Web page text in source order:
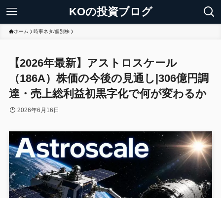
KOの投資ブログ
ホーム 時事ネタ/個別株
【2026年最新】アストロスケール
（186A）株価の今後の見通し|306億円調
達・売上総利益初黒字化で何が変わるか
2026年6月16日